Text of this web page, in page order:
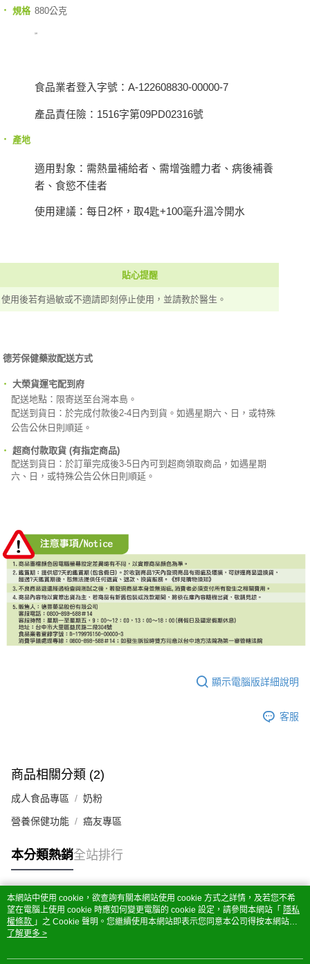
‧ 規格 880公克
‧ 產地
食品業者登入字號：A-122608830-00000-7
產品責任險：1516字第09PD02316號
適用對象：需熱量補給者、需增強體力者、病後補養
者、食慾不佳者
使用建議：每日2杯，取4匙+100毫升溫冷開水
貼心提醒
使用後若有過敏或不適請即刻停止使用，並請教於醫生。
德芳保健藥妝配送方式
‧ 大榮貨運宅配到府
配送地點：限寄送至台灣本島。
配送到貨日：於完成付款後2-4日內到貨。如遇星期六、日，或特殊
公告公休日則順延。
‧ 超商付款取貨 (有指定商品)
配送到貨日：於訂單完成後3-5日內可到超商領取商品，如遇星期
六、日，或特殊公告公休日則順延。
顯示電腦版詳細說明
客服
商品相關分類 (2)
成人食品專區 奶粉
營養保健功能 癌友專區
本分類熱銷全站排行
熱門標籤
本網站中使用 cookie，欲查詢有關本網站使用 cookie 方式之詳情，及若您不希
望在電腦上使用 cookie 時應如何變更電腦的 cookie 設定，請參閱本網站「 隱私
權條款 」之 Cookie 聲明。您繼續使用本網站即表示您同意本公司得按本網站使
用條款之 Cookie 聲明使用 cookie。
了解更多 >